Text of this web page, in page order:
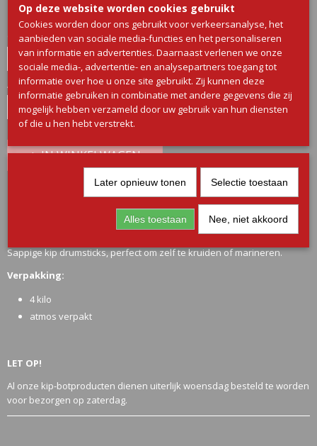
Op voorraad
Gewicht
Aantal
IN WINKELWAGEN
Omschrijving
Kip Drumsticks – ongekruid
Sappige kip drumsticks, perfect om zelf te kruiden of marineren.
Verpakking:
4 kilo
atmos verpakt
LET OP!
Al onze kip-botproducten dienen uiterlijk woensdag besteld te worden
voor bezorgen op zaterdag.
Op deze website worden cookies gebruikt
Cookies worden door ons gebruikt voor verkeersanalyse, het
aanbieden van sociale media-functies en het personaliseren
van informatie en advertenties. Daarnaast verlenen we onze
sociale media-, advertentie- en analysepartners toegang tot
informatie over hoe u onze site gebruikt. Zij kunnen deze
informatie gebruiken in combinatie met andere gegevens die zij
mogelijk hebben verzameld door uw gebruik van hun diensten
of die u hen hebt verstrekt.
Later opnieuw tonen Selectie toestaan
Alles toestaan Nee, niet akkoord